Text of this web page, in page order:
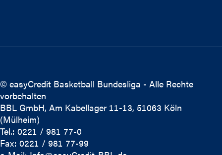
© easyCredit Basketball Bundesliga - Alle Rechte
vorbehalten
BBL GmbH, Am Kabellager 11-13, 51063 Köln
(Mülheim)
Tel.: 0221 / 981 77-0
Fax: 0221 / 981 77-99